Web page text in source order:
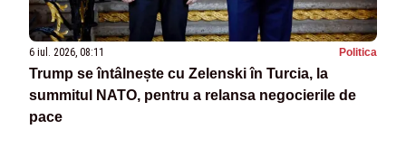
6 iul. 2026, 08:11 Politica
Trump se întâlnește cu Zelenski în Turcia, la
summitul NATO, pentru a relansa negocierile de
pace